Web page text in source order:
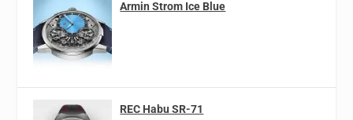
Armin Strom Ice Blue
REC Habu SR-71